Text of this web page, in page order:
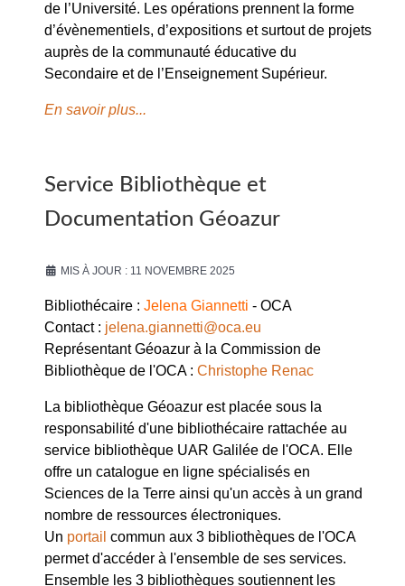
de l’Université. Les opérations prennent la forme
d’évènementiels, d’expositions et surtout de projets
auprès de la communauté éducative du
Secondaire et de l’Enseignement Supérieur.
En savoir plus...
Service Bibliothèque et
Documentation Géoazur
MIS À JOUR : 11 NOVEMBRE 2025
Bibliothécaire : Jelena Giannetti - OCA
Contact : jelena.giannetti@oca.eu
Représentant Géoazur à la Commission de
Bibliothèque de l'OCA : Christophe Renac
La bibliothèque Géoazur est placée sous la
responsabilité d'une bibliothécaire rattachée au
service bibliothèque UAR Galilée de l'OCA. Elle
offre un catalogue en ligne spécialisés en
Sciences de la Terre ainsi qu'un accès à un grand
nombre de ressources électroniques.
Un portail commun aux 3 bibliothèques de l'OCA
permet d'accéder à l'ensemble de ses services.
Ensemble les 3 bibliothèques soutiennent les